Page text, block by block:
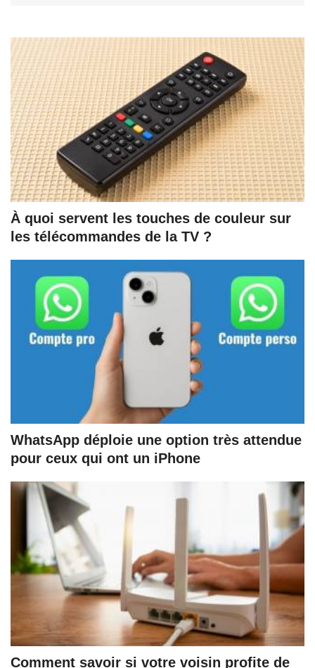
À quoi servent les touches de couleur sur
les télécommandes de la TV ?
WhatsApp déploie une option très attendue
pour ceux qui ont un iPhone
Comment savoir si votre voisin profite de